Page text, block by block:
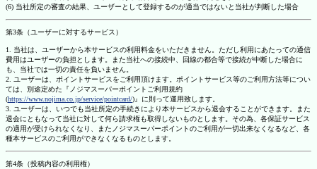
(6) 当社所定の審査の結果、ユーザーとして登録するのが適当ではないと当社が判断した場合
第3条（ユーザーに対するサービス）
1. 当社は、ユーザーから本サービスの利用料金をいただきません。ただし利用にあたっての通信
費用はユーザーの負担とします。また当社への接続中、回線の都合等で接続が中断した場合に
も、当社では一切の責任を負いません。
2. ユーザーは、ポイントサービスをご利用頂けます。ポイントサービス等のご利用方法等につい
ては、別途定めた『ノジマスーパーポイントご利用規約
(https://www.nojima.co.jp/service/pointcard/)』に則って運用致します。
3. ユーザーは、いつでも当社所定の手続きにより本サービスから退会することができます。また
退会にともなって当社に対して何ら請求権も取得しないものとします。その為、各保証サービス
の適用が受けられなくなり、またノジマスーパーポイントのご利用が一切出来なくなるなど、各
種本サービスのご利用ができなくなるものとします。
第4条（投稿内容の利用権）